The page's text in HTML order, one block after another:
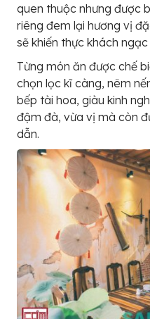
quen thuộc nhưng được
riêng đem lại hương vị
sẽ khiến thực khách
Từng món ăn được chế
chọn lọc kĩ càng, nêm
bếp tài hoa, giàu kinh
đậm đà, vừa vị mà còn
dẫn.